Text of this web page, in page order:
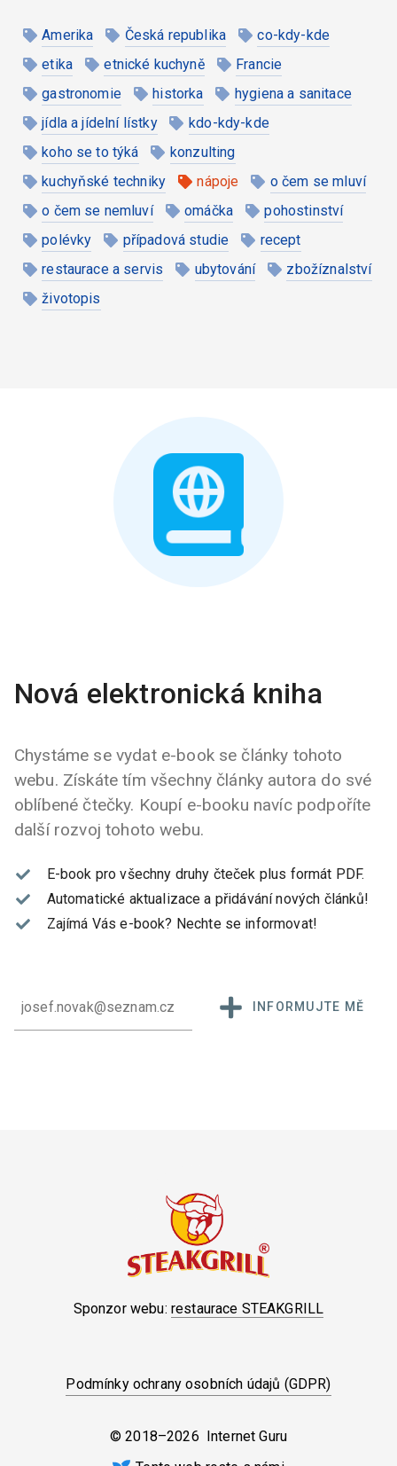
Amerika Česká republika
co-kdy-kde
etika
etnické kuchyně
Francie
gastronomie
historka
hygiena a sanitace
jídla a jídelní lístky
kdo-kdy-kde
koho se to týká
konzulting
kuchyňské techniky
nápoje
o čem se mluví
o čem se nemluví
omáčka
pohostinství
polévky
případová studie
recept
restaurace a servis
ubytování
zbožíznalství
životopis
Nová elektronická kniha
Chystáme se vydat e-book se články tohoto
webu. Získáte tím všechny články autora do své
oblíbené čtečky. Koupí e-booku navíc podpoříte
další rozvoj tohoto webu.
E-book pro všechny druhy čteček plus formát PDF.
Automatické aktualizace a přidávání nových článků!
Zajímá Vás e-book? Nechte se informovat!
INFORMUJTE MĚ
Sponzor webu: restaurace STEAKGRILL
Podmínky ochrany osobních údajů (GDPR)
© 2018–2026 Internet Guru